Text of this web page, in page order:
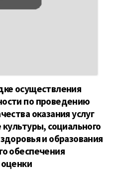
осуществления
по проведению
оказания услуг
социального
и образования
обеспечения